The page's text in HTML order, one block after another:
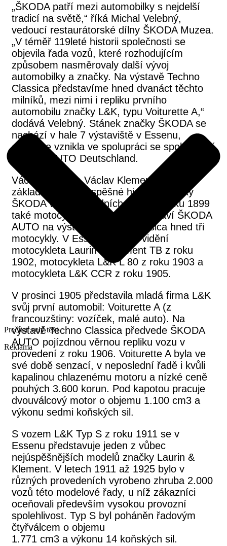
​„ŠKODA patří mezi automobilky s nejdelší
tradicí na světě,“ říká Michal Velebný,
vedoucí restaurátorské dílny ŠKODA Muzea.
„V téměř 119leté historii společnosti se
objevila řada vozů, které rozhodujícím
způsobem nasměrovaly další vývoj
automobilky a značky. Na výstavě Techno
Classica představíme hned dvanáct těchto
milníků, mezi nimi i repliku prvního
automobilu značky L&K, typu Voiturette A,“
dodává Velebný. Stánek značky ŠKODA se
nachází v hale 7 výstaviště v Essenu,
expozice vznikla ve spolupráci se společností
ŠKODA AUTO Deutschland.
Václav Laurin a Václav Klement položili
základní kámen úspěšné historie značky
ŠKODA výrobou jízdních kol a od roku 1899
také motocyklů. Z této éry představí ŠKODA
AUTO na výstavě Techno Classica hned tři
motocykly. V Essenu bude k vidění
motocykleta Laurin & Klement TB z roku
1902, motocykleta L&K L 80 z roku 1903 a
motocykleta L&K CCR z roku 1905.
V prosinci 1905 představila mladá firma L&K
svůj první automobil: Voiturette A (z
francouzštiny: vozíček, malé auto). Na
výstavě Techno Classica předvede ŠKODA
AUTO pojízdnou věrnou repliku vozu v
provedení z roku 1906. Voiturette A byla ve
své době senzací, v neposlední řadě i kvůli
kapalinou chlazenému motoru a nízké ceně
pouhých 3.600 korun. Pod kapotou pracuje
dvouválcový motor o objemu 1.100 cm3 a
výkonu sedmi koňských sil.
S vozem L&K Typ S z roku 1911 se v
Essenu představuje jeden z vůbec
nejúspěšnějších modelů značky Laurin &
Klement. V letech 1911 až 1925 bylo v
různých provedeních vyrobeno zhruba 2.000
vozů této modelové řady, u níž zákazníci
oceňovali především vysokou provozní
spolehlivost. Typ S byl poháněn řadovým
čtyřválcem o objemu
1.771 cm3 a výkonu 14 koňských sil.
Prečítať celý text
Reklama